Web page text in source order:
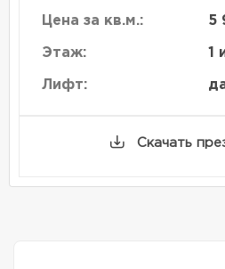
Цена за кв.м.: 5
Этаж: 1
Лифт:
Скачать